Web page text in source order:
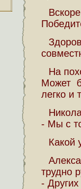
На
Может
легко и
- Мы с
Какой
трудно
-